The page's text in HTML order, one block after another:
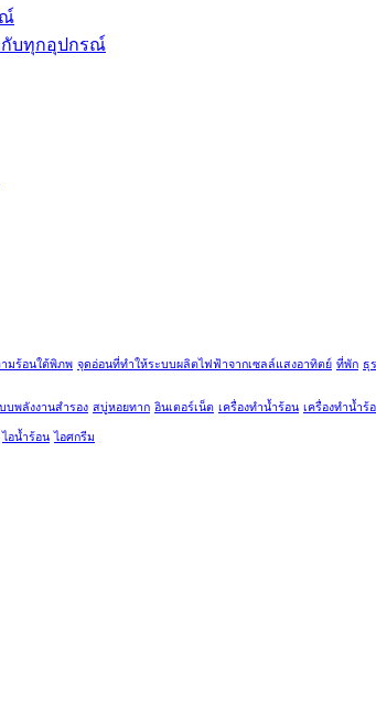
ณ์
กับทุกอุปกรณ์
มร้อนใต้พิภพ จุดอ่อนที่ทำให้ระบบผลิตไฟฟ้าจากเซลล์แสงอาทิตย์ ที่พัก ธุ
บพลังงานสำรอง สบู่หอยทาก อินเตอร์เน็ต เครื่องทำน้ำร้อน เครื่องทำน้ำร้
ไอน้ำร้อน ไอศกรีม